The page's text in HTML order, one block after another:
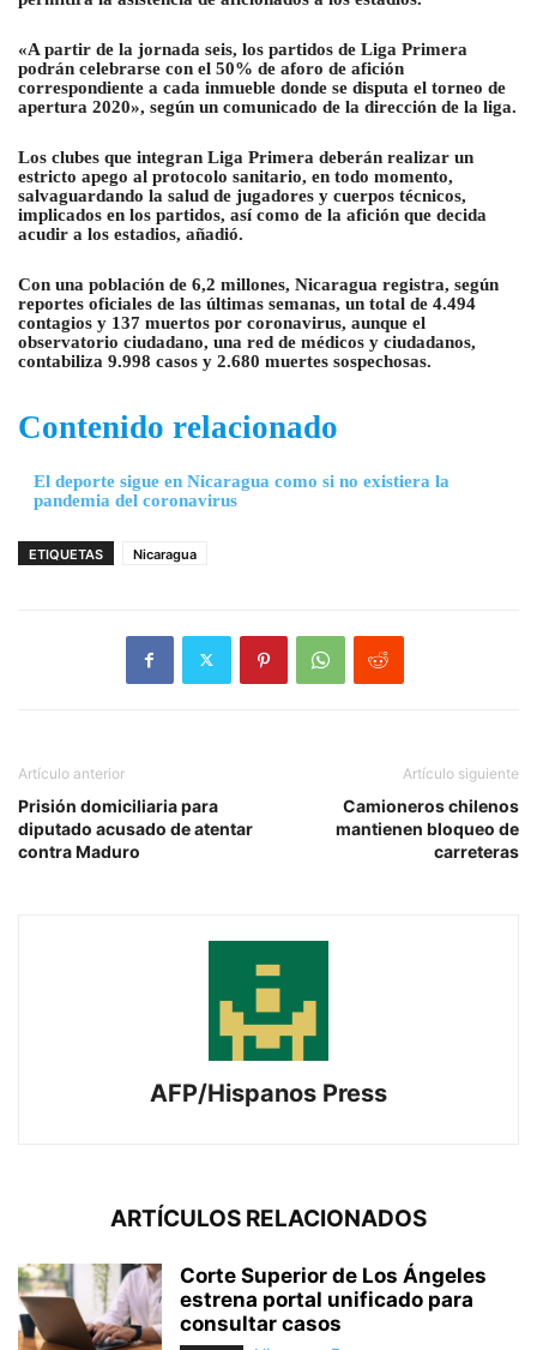
«A partir de la jornada seis, los partidos de Liga Primera
podrán celebrarse con el 50% de aforo de afición
correspondiente a cada inmueble donde se disputa el torneo de
apertura 2020», según un comunicado de la dirección de la liga.
Los clubes que integran Liga Primera deberán realizar un
estricto apego al protocolo sanitario, en todo momento,
salvaguardando la salud de jugadores y cuerpos técnicos,
implicados en los partidos, así como de la afición que decida
acudir a los estadios, añadió.
Con una población de 6,2 millones, Nicaragua registra, según
reportes oficiales de las últimas semanas, un total de 4.494
contagios y 137 muertos por coronavirus, aunque el
observatorio ciudadano, una red de médicos y ciudadanos,
contabiliza 9.998 casos y 2.680 muertes sospechosas.
Contenido relacionado
El deporte sigue en Nicaragua como si no existiera la
pandemia del coronavirus
ETIQUETAS Nicaragua
Artículo anterior
Prisión domiciliaria para
diputado acusado de atentar
contra Maduro
Artículo siguiente
Camioneros chilenos
mantienen bloqueo de
carreteras
AFP/Hispanos Press
ARTÍCULOS RELACIONADOS
Corte Superior de Los Ángeles
estrena portal unificado para
consultar casos